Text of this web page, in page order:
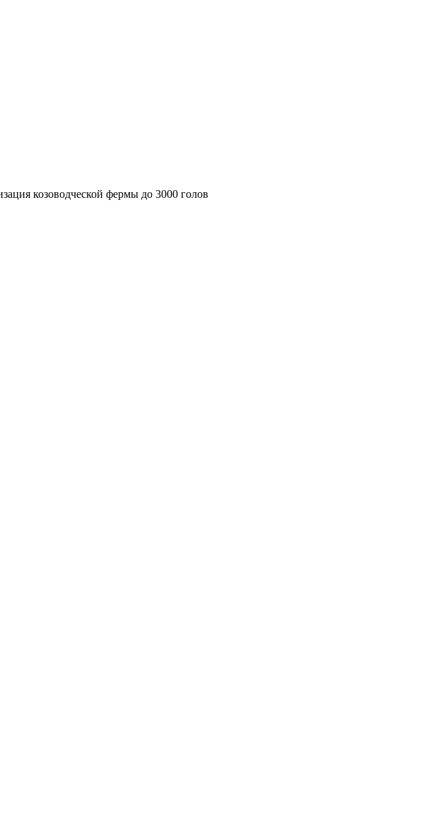
козоводческой фермы до 3000 голов